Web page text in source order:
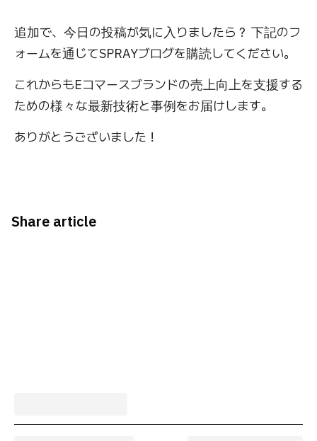
追加で、今日の投稿が気に入りましたら？ 下記のフ
ォームを通じてSPRAYブログを購読してください。
これからもEコマースブランドの売上向上を支援する
ための様々な最新技術と事例をお届けします。
ありがとうございました！
Share article